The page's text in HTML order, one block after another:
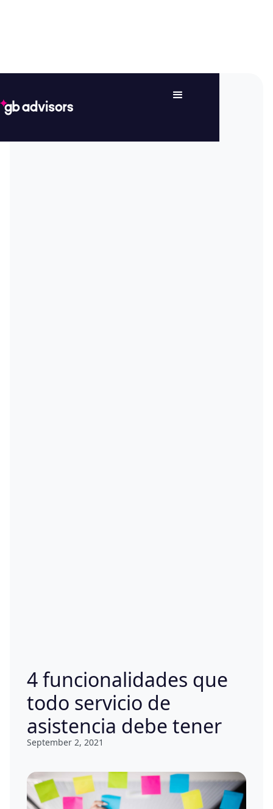
4 funcionalidades que
todo servicio de
asistencia debe tener
September 2, 2021